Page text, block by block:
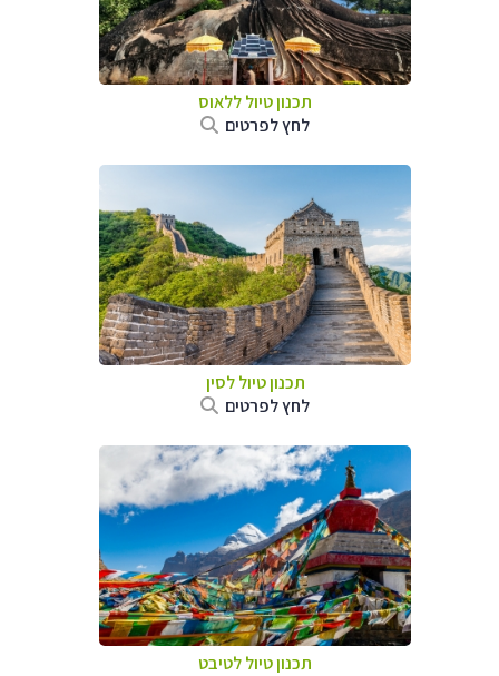
תכנון טיולללאוס
לחץ לפרטים
תכנון טיוללסין
לחץ לפרטים
תכנון טיוללטיבט